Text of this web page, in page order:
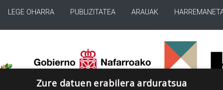
LEGE OHARRA PUBLIZITATEA ARAUAK
Zure datuen erabilera arduratsua